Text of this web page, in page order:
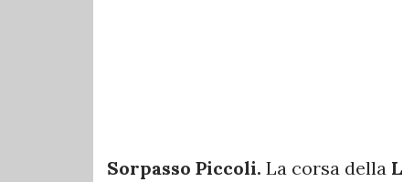
Sorpasso Piccoli. La corsa della